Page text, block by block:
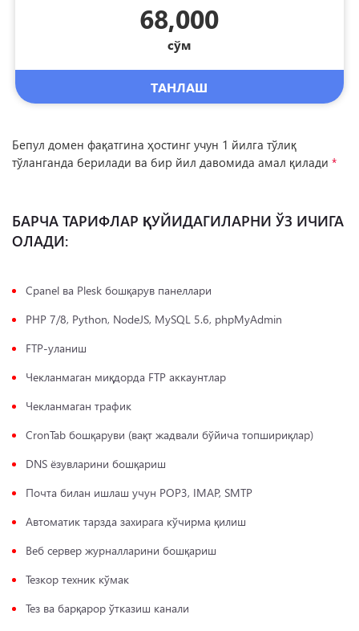
68,000
сўм
ТАНЛАШ
Бепул домен фақатгина ҳостинг учун 1 йилга тўлиқ
тўланганда берилади ва бир йил давомида амал қилади *
БАРЧА ТАРИФЛАР ҚУЙИДАГИЛАРНИ ЎЗ ИЧИГА
ОЛАДИ:
Cpanel ва Plesk бошқарув панеллари
PHP 7/8, Python, NodeJS, MySQL 5.6, phpMyAdmin
FTP-уланиш
Чекланмаган миқдорда FTP аккаунтлар
Чекланмаган трафик
CronTab бошқаруви (вақт жадвали бўйича топшириқлар)
DNS ёзувларини бошқариш
Почта билан ишлаш учун POP3, IMAP, SMTP
Автоматик тарзда захирага кўчирма қилиш
Веб сервер журналларини бошқариш
Тезкор техник кўмак
Тез ва барқарор ўтказиш канали